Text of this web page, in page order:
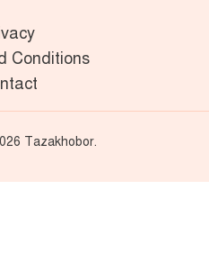
Conditions
Tazakhobor.